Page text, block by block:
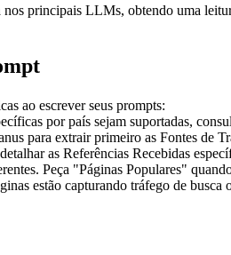
principais LLMs, obtendo uma
ao escrever seus prompts:
por país sejam suportadas,
para extrair primeiro as Fontes de
as Referências Recebidas
Peça "Páginas Populares"
estão capturando tráfego de busca